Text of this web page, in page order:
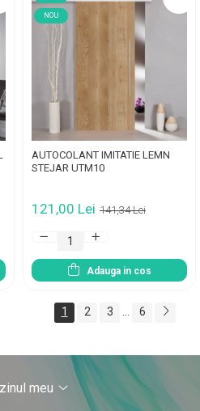
NOU
AUTOCOLANT IMITATIE LEMN
STEJAR UTM10
141,34 Lei
121,00 Lei
Adauga in cos
1 2 3 6
meu